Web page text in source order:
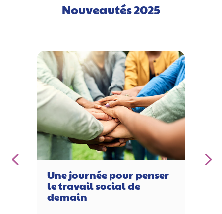
Nouveautés 2025​
Une journée pour penser
le travail social de
demain